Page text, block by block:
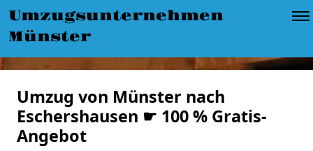
Umzugsunternehmen
Münster
Umzug von Münster nach
Eschershausen ☛ 100 % Gratis-
Angebot